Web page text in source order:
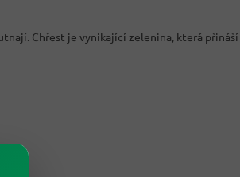
Chřest je vynikající zelenina, která přináší